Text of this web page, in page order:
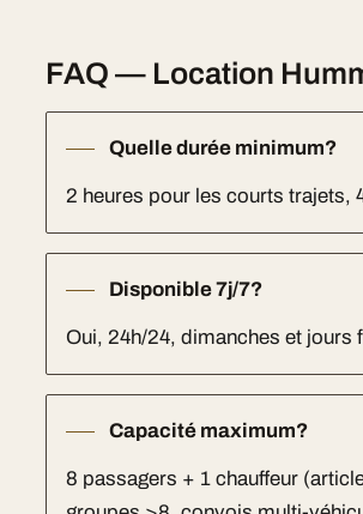
FAQ — Location
Quelle durée minimum?
2 heures pour les courts trajets,
Disponible 7j/7?
Oui, 24h/24, dimanches et jours
Capacité maximum?
8 passagers + 1 chauffeur